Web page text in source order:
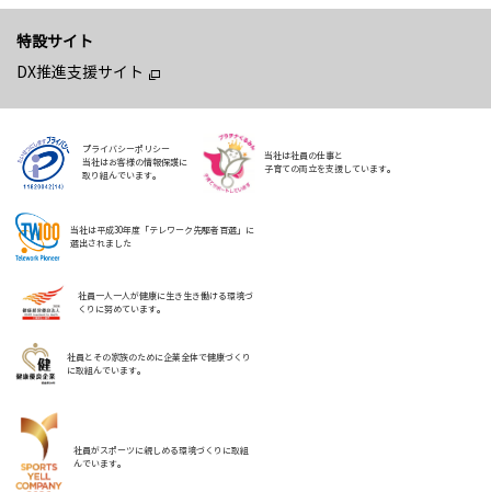
特設サイト
DX推進支援サイト
プライバシーポリシー
当社はお客様の情報保護に
取り組んでいます。
当社は社員の仕事と
子育ての両立を支援しています。
当社は平成30年度「テレワーク先駆者百選」に
選出されました
社員一人一人が健康に生き生き働ける環境づ
くりに努めています。
社員とその家族のために企業全体で健康づくり
に取組んでいます。
社員がスポーツに親しめる環境づくりに取組
んでいます。